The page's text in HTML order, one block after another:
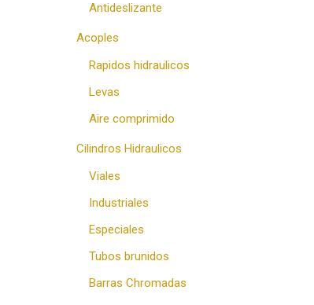
Antideslizante
Acoples
Rapidos hidraulicos
Levas
Aire comprimido
Cilindros Hidraulicos
Viales
Industriales
Especiales
Tubos brunidos
Barras Chromadas